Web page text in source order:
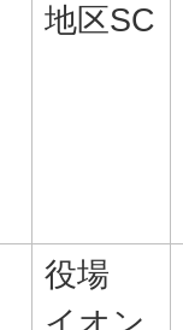
地区SC
役場
イオン